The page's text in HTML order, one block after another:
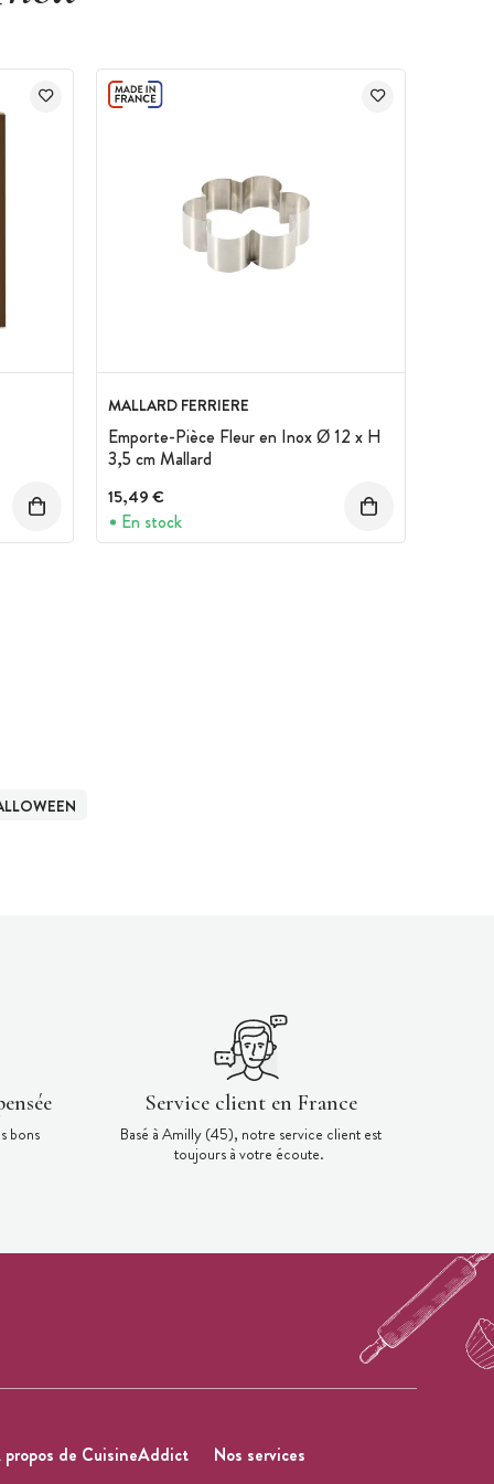
MALLARD FERRIERE
Emporte-Pièce Fleur en Inox Ø 12 x H
3,5 cm Mallard
15,49 €
En stock
bons
Service client en France
Basé à Amilly (45), notre service client est
toujours à votre écoute.
propos de CuisineAddict
Nos services